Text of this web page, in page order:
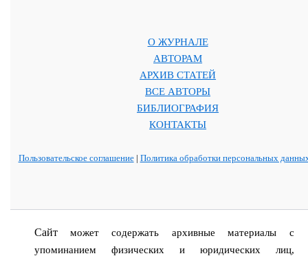
О ЖУРНАЛЕ
АВТОРАМ
АРХИВ СТАТЕЙ
ВСЕ АВТОРЫ
БИБЛИОГРАФИЯ
КОНТАКТЫ
Пользовательское соглашение| Политика обработки персональных
Сайтможет содержать архивные материалы с
упоминанием физических и юридических лиц,